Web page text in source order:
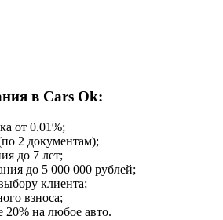
в Cars Ok:
от 0.01%;
2 документам);
до 7 лет;
до 5 000 000 рублей;
клиента;
взноса;
20% на любое авто.